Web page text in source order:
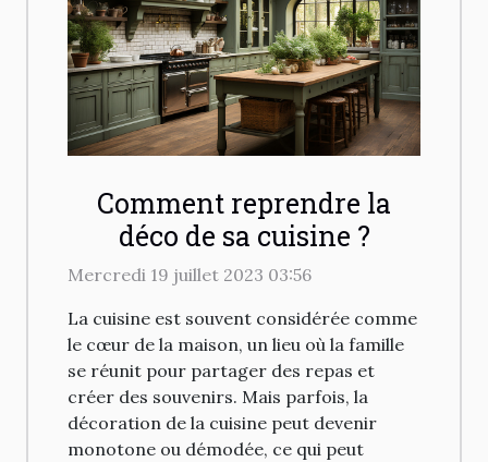
Comment reprendre la
déco de sa cuisine ?
Mercredi 19 juillet 2023 03:56
La cuisine est souvent considérée comme
le cœur de la maison, un lieu où la famille
se réunit pour partager des repas et
créer des souvenirs. Mais parfois, la
décoration de la cuisine peut devenir
monotone ou démodée, ce qui peut